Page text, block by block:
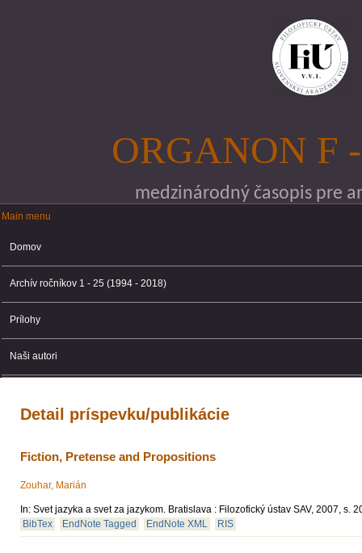
ORGANON F
medzinárodný časopis pre
Main menu
Main menu
Domov
Archív ročníkov 1 - 25 (1994 - 2018)
Prílohy
Naši autori
Detail príspevku/publikácie
Fiction, Pretense and Propositions
Zouhar, Marián
In: Svet jazyka a svet za jazykom. Bratislava : Filozofický ústav SAV, 2007, s.
BibTex
EndNote Tagged EndNote XML RIS